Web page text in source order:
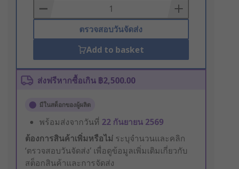
Basket
ตรวจสอบวันจัดส่ง
Add to basket
ส่งฟรีหากซื้อเกิน ฿2,500.00
มีในสต็อกของผู้ผลิต
พร้อมส่งจากวันที่ 22 กันยายน 2569
ต้องการสินค้าเพิ่มหรือไม่ ระบุจำนวนและคลิก
‘ตรวจสอบวันจัดส่ง’ เพื่อดูข้อมูลเพิ่มเติมเกี่ยวกับ
สต็อกสินค้าและการจัดส่ง